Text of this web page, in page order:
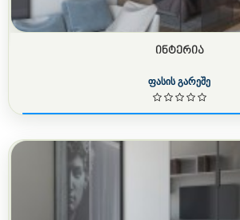
ᲘᲜᲢᲔᲠᲘᲐ
ფასის გარეშე